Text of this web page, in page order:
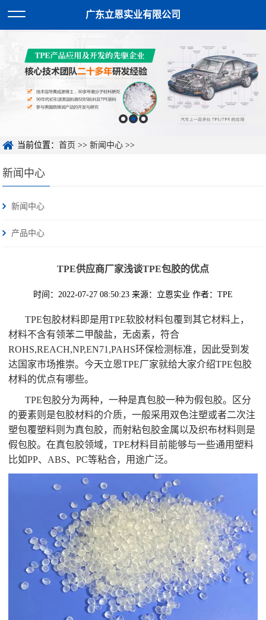
广东立恩实业有限公司
当前位置：首页 >>新闻中心 >>
新闻中心
新闻中心
产品中心
TPE供应商厂家浅谈TPE包胶的优点
时间：2022-07-27 08:50:23 来源：立恩实业 作者：TPE
TPE包胶材料即是用TPE软胶材料包覆到其它材料上，
材料不含有领苯二甲酸盐，无卤素，符合
ROHS,REACH,NP,EN71,PAHS环保检测标准，因此受到发
达国家市场推崇。今天立恩TPE厂家就给大家介绍TPE包胶
材料的优点有哪些。
TPE包胶分为两种，一种是真包胶一种为假包胶。区分
的要素则是包胶材料的介质，一般采用双色注塑或者二次注
塑包覆塑料则为真包胶，而射粘包胶金属以及织布材料则是
假包胶。在真包胶领域，TPE材料目前能够与一些通用塑料
比如PP、ABS、PC等粘合，用途广泛。